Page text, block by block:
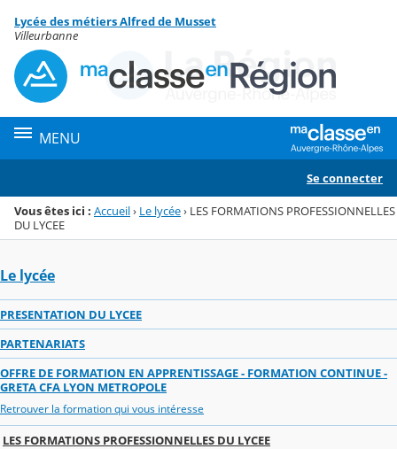
Menu de la rubrique
Contenu
Lycée des métiers Alfred de Musset
Villeurbanne
MENU
Se connecter
Vous êtes ici : Accueil› Le lycée› LES FORMATIONS PROFESSIONNELLES
DU LYCEE
Le lycée
PRESENTATION DU LYCEE
PARTENARIATS
OFFRE DE FORMATION EN APPRENTISSAGE - FORMATION CONTINUE -
GRETA CFA LYON METROPOLE
Retrouver la formation qui vous intéresse
LES FORMATIONS PROFESSIONNELLES DU LYCEE